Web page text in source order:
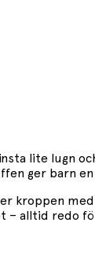
lite lugn
ger barn
kroppen
alltid redo